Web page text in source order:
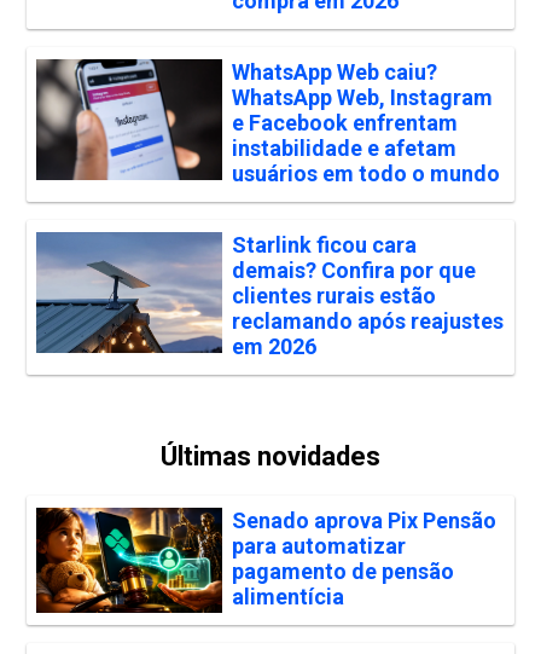
WhatsApp Web caiu?
WhatsApp Web, Instagram
e Facebook enfrentam
instabilidade e afetam
usuários em todo o mundo
Starlink ficou cara
demais? Confira por que
clientes rurais estão
reclamando após reajustes
em 2026
Últimas novidades
Senado aprova Pix Pensão
para automatizar
pagamento de pensão
alimentícia